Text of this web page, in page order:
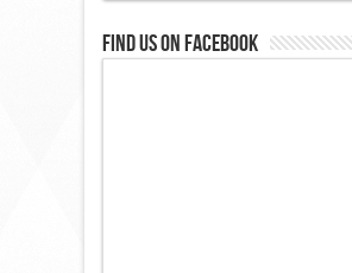
Find us on Facebook